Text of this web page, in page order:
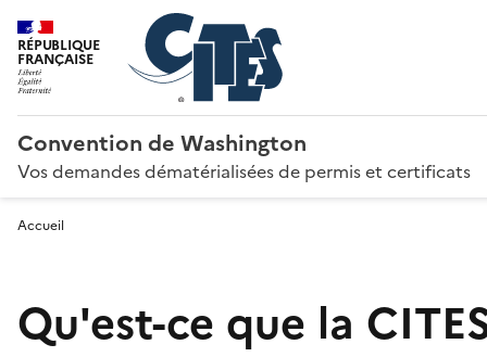
RÉPUBLIQUE
FRANÇAISE
Convention de Washington
Vos demandes dématérialisées de permis et certificats
Accueil
Qu'est-ce que la